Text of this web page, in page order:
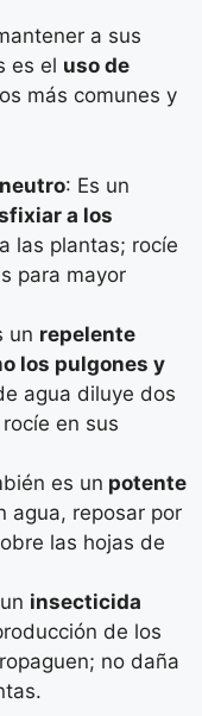
a sus
es el uso de
más comunes y
: Es un
a los
las plantas; rocíe
para mayor
un repelente
los pulgones y
agua diluye dos
en sus
es un potente
agua, reposar por
las hojas de
insecticida
de los
no daña